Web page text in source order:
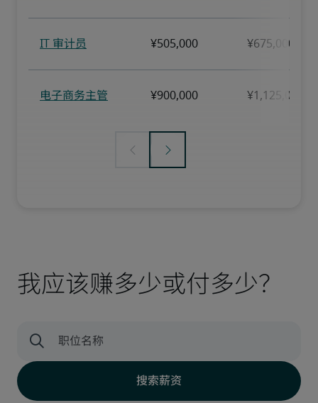
我应该赚多少或付多少？